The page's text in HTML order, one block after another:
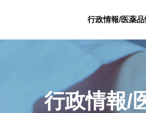
行政情報/医薬品
行政情報/